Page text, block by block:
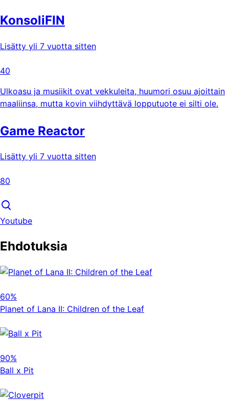
KonsoliFIN
Lisätty yli 7 vuotta sitten
40
Ulkoasu ja musiikit ovat vekkuleita, huumori osuu ajoittain
maaliinsa, mutta kovin viihdyttävä lopputuote ei silti ole.
Game Reactor
Lisätty yli 7 vuotta sitten
80
Youtube
Ehdotuksia
60%
Planet of Lana II: Children of the Leaf
90%
Ball x Pit